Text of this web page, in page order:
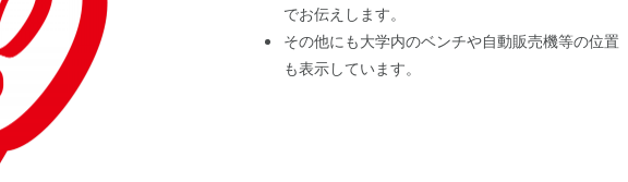
でお伝えします。
その他にも大学内のベンチや自動販売機等の位置
も表示しています。